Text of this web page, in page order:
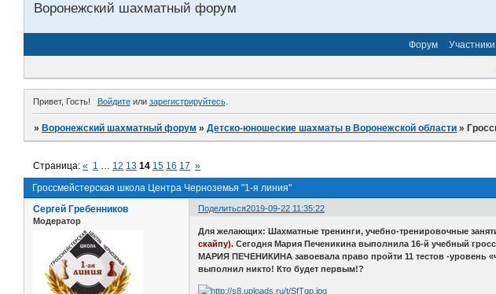
Воронежский шахматный форум
Форум Участники
Привет, Гость! Войдитеили зарегистрируйтесь.
»Воронежский шахматный форум »Детско-юношеские шахматы в Воронежской области »
Гроссмейстерская школа Центра Черноземья "1-я линия"
Страница:« 1 … 12 13 14 15 16 17 »
Поделиться2019-09-22 11:35:22
Сергей Гребенников
Модератор
Для желающих: Шахматные тренинги, учебно-тренировочные
скайпу). Сегодня Мария Печеникина выполнила 16-й учебный
МАРИЯ ПЕЧЕНИКИНА завоевала право пройти 11 тестов -уровень
выполнил никто! Кто будет первым!?